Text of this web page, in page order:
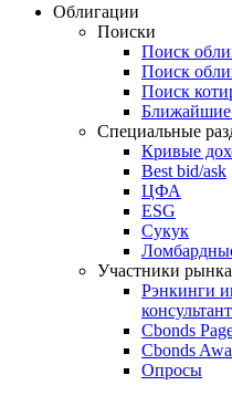
Облигации
Поиски
Поиск
Поиск
Поиск
Ближайшие
Специальные
Кривые
Best bid/ask
ЦФА
ESG
Сукук
Участники рынка
Рэнкинги
Cbonds
Cbonds
Опросы